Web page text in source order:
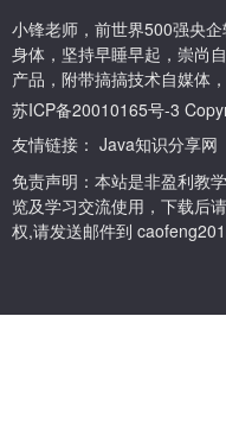
小锋老师，前世界500强央
身体，坚持早睡早起，崇尚
产品，附带搞搞技术自媒体
苏ICP备20010165号-3
友情链接： Java知识分享网
免责声明：本站是非盈利教
览及学习交流使用，下载后
权,请发送邮件到